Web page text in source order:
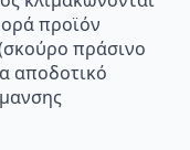
προϊόν
πράσινο
αποδοτικό